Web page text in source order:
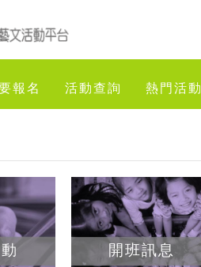
報名 活動查詢 熱門活動
開班訊息